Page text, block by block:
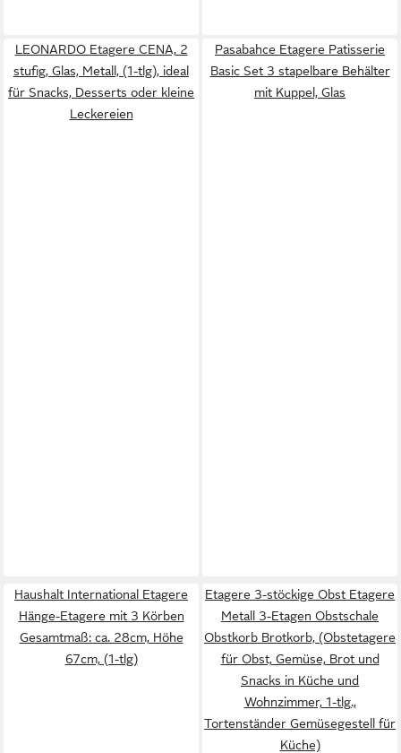
LEONARDO Etagere CENA, 2
stufig, Glas, Metall, (1-tlg), ideal
für Snacks, Desserts oder kleine
Leckereien
Pasabahce Etagere Patisserie
Basic Set 3 stapelbare Behälter
mit Kuppel, Glas
Haushalt International Etagere
Hänge-Etagere mit 3 Körben
Gesamtmaß: ca. 28cm, Höhe
67cm, (1-tlg)
Etagere 3-stöckige Obst Etagere
Metall 3-Etagen Obstschale
Obstkorb Brotkorb, (Obstetagere
für Obst, Gemüse, Brot und
Snacks in Küche und
Wohnzimmer, 1-tlg.,
Tortenständer Gemüsegestell für
Küche)